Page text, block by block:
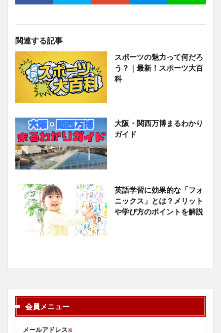
関連する記事
スポーツの魅力って何だろ
う？｜最新！スポーツ大百
科
大阪・関西万博まるわかり
ガイド
英語学習に効果的な「フォ
ニックス」とは？メリット
や学び方のポイントを解説
会員メニュー
メールアドレス※